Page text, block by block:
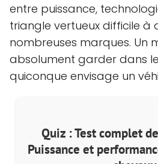
entre puissance,
triangle vertueux difficile à
nombreuses marques. Un
absolument garder dans
quiconque envisage un
Quiz : Test complet
Puissance et